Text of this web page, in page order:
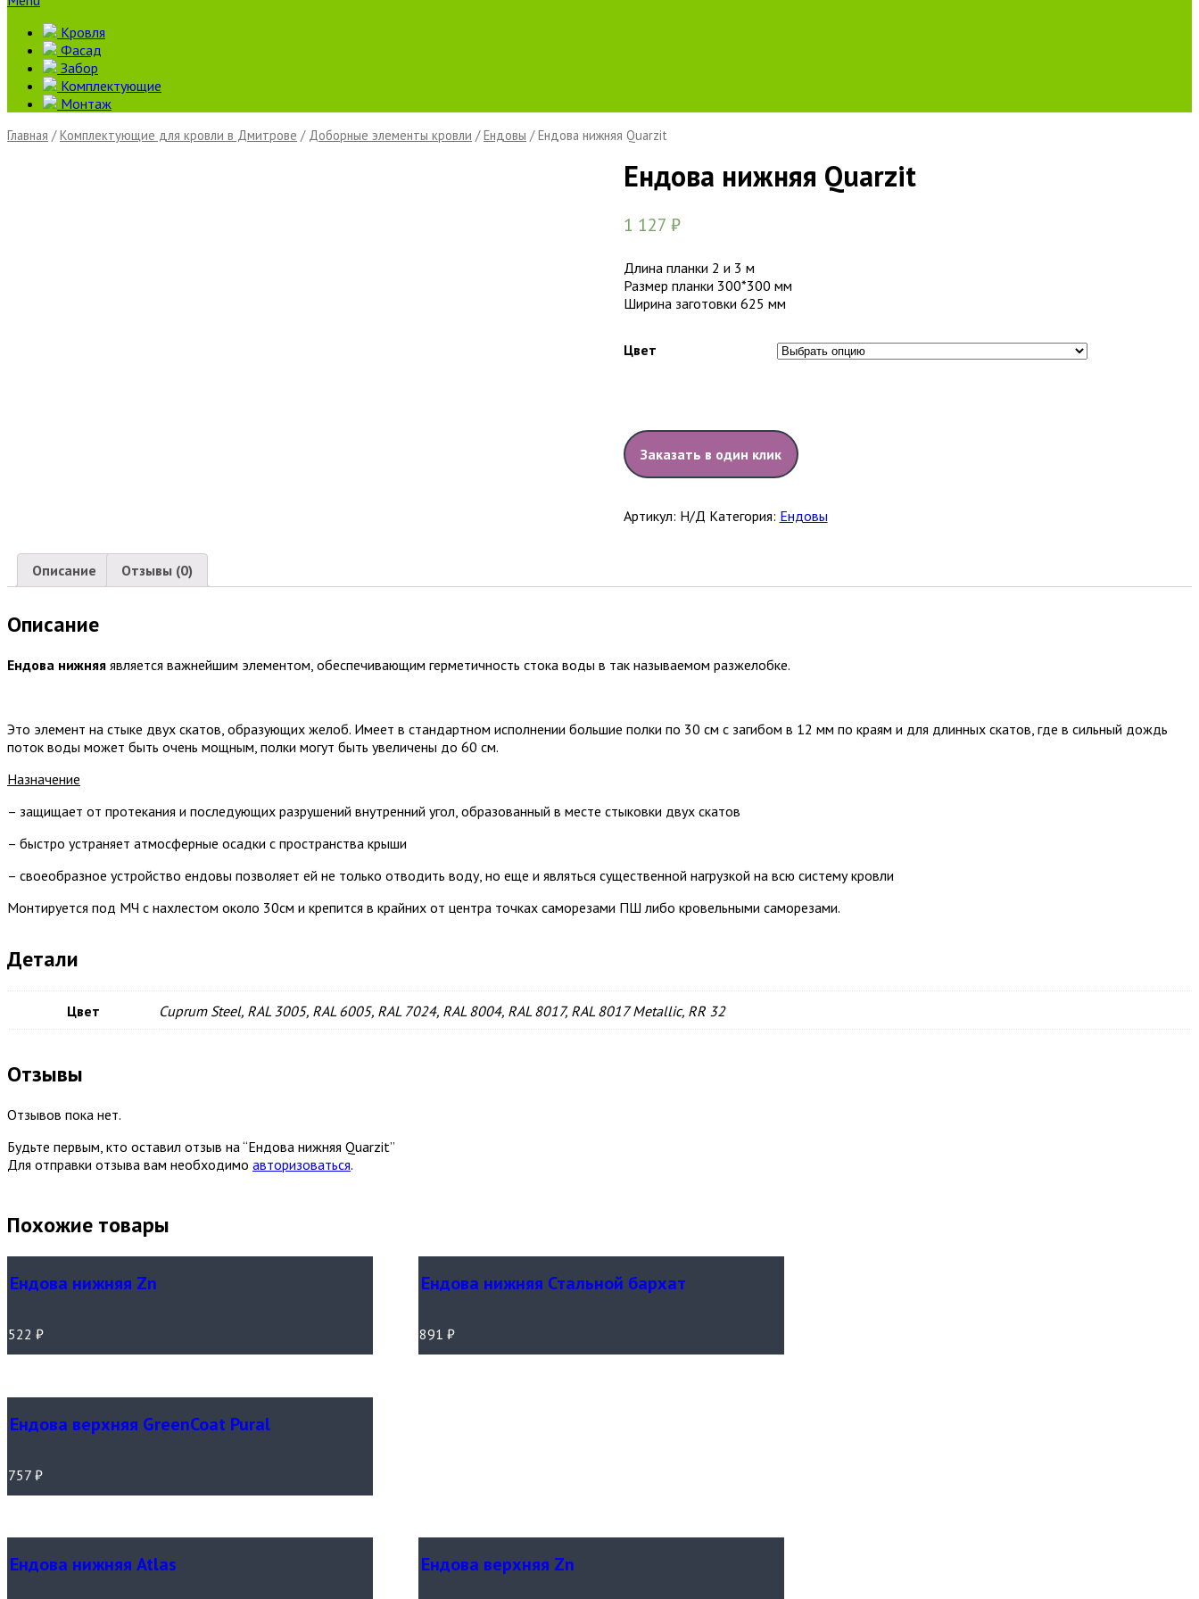
Кровля
Фасад
Забор
Комплектующие
Монтаж
Главная /Комплектующие для кровли в Дмитрове / Доборные элементы кровли /Ендовы / Ендова нижняя Quarzit
Ендова нижняя Quarzit
1 127 ₽
Длина планки 2 и 3 м
Размер планки 300*300 мм
Ширина заготовки 625 мм
Цвет
Заказать в один клик
Артикул: Н/Д Категория: Ендовы
Описание Отзывы (0)
Описание
Ендова нижняя является важнейшим элементом, обеспечивающим герметичность стока воды в так называемом разжелобке.
Это элемент на стыке двух скатов, образующих желоб. Имеет в стандартном исполнении большие полки по 30 см с загибом в 12 мм по краям и для длинных скатов, где в сильный дождь
поток воды может быть очень мощным, полки могут быть увеличены до 60 см.
Назначение
– защищает от протекания и последующих разрушений внутренний угол, образованный в месте стыковки двух скатов
– быстро устраняет атмосферные осадки с пространства крыши
– своеобразное устройство ендовы позволяет ей не только отводить воду, но еще и являться существенной нагрузкой на всю систему кровли
Монтируется под МЧ с нахлестом около 30см и крепится в крайних от центра точках саморезами ПШ либо кровельными саморезами.
Детали
Цвет Cuprum Steel, RAL 3005, RAL 6005, RAL 7024, RAL 8004, RAL 8017, RAL 8017 Metallic, RR 32
Отзывы
Отзывов пока нет.
Будьте первым, кто оставил отзыв на “Ендова нижняя Quarzit”
Для отправки отзыва вам необходимо авторизоваться.
Похожие товары
Ендова нижняя Zn
522 ₽
Ендова нижняя Стальной бархат
891 ₽
Ендова верхняя GreenCoat Pural
757 ₽
Ендова нижняя Atlas Ендова верхняя Zn